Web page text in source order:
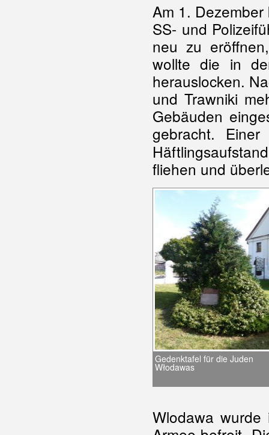
Am 1.
SS- und
neu zu
wollte die in
herauslocken.
und Trawniki
Gebäuden
gebracht.
fliehen und
Gedenktafel für die Juden
Włodawas
Wlodawa